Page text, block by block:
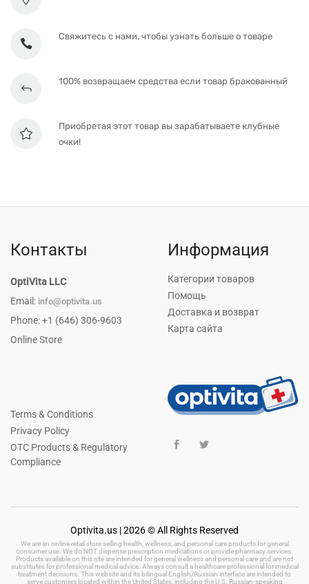
Свяжитесь с нами, чтобы узнать больше о товаре
100% возвращаем средства если товар бракованный
Приобретая этот товар вы зарабатываете клубные
очки!
Контакты
OptiVita LLC
Email: info@optivita.us
Phone: +1 (646) 306-9603
Online Store
Информация
Категории товаров
Помощь
Доставка и возврат
Карта сайта
Terms & Conditions
Privacy Policy
OTC Products & Regulatory
Compliance
Optivita.us | 2026 © All Rights Reserved
We are an online retail store selling health, wellness, and personal care products for general
consumer use. We do NOT dispense prescription medications or provide pharmacy services.
Products available on this site are intended for general wellness and personal care and are not
substitutes for professional medical advice. Always consult a healthcare professional for medical
treatment decisions. This website and its bilingual English/Russian interface are intended to
serve customers located within the United States, including the U.S. Russian-speaking